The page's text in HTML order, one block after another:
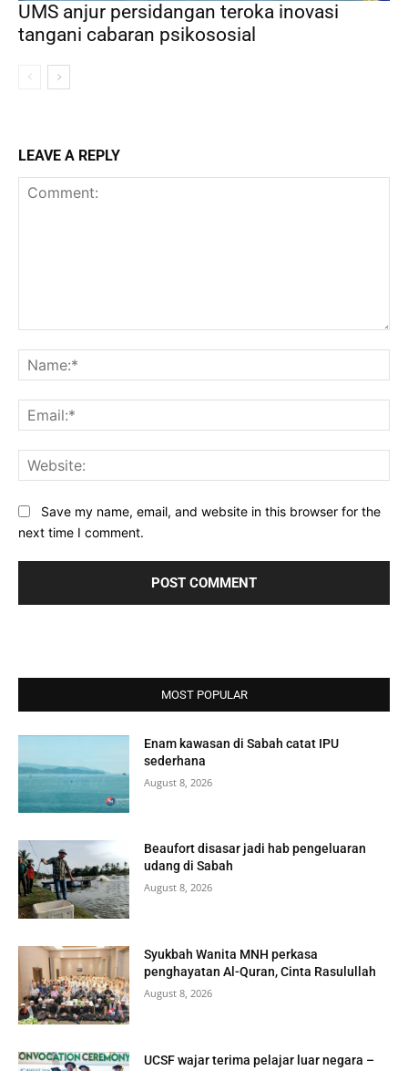
UMS anjur persidangan teroka inovasi
tangani cabaran psikososial
LEAVE A REPLY
Save my name, email, and website in this browser for the
next time I comment.
MOST POPULAR
Enam kawasan di Sabah catat IPU
sederhana
August 8, 2026
Beaufort disasar jadi hab pengeluaran
udang di Sabah
August 8, 2026
Syukbah Wanita MNH perkasa
penghayatan Al-Quran, Cinta Rasulullah
August 8, 2026
UCSF wajar terima pelajar luar negara –